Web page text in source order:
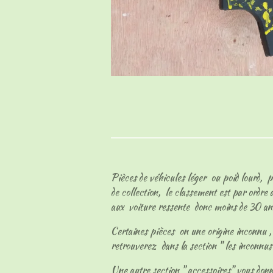
Pièces de véhicules léger ou poid
de collection, le classement est par
aux voiture ressente donc moins de 30
Certaines pièces on une origine inconnu
retrouverez dans la section " les